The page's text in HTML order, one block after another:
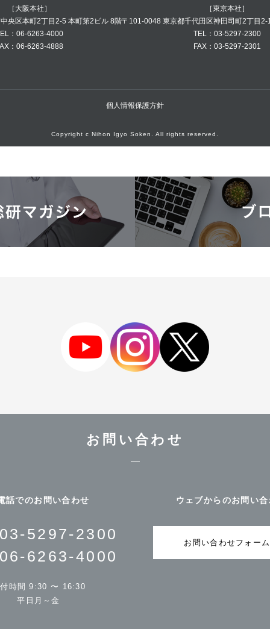
［大阪本社］
央区本町2丁目2-5 本町第2ビル 8階
：06-6263-4000
：06-6263-4888
［東京本社］
〒101-0048 東京都千代田区神田司町2丁目2-
TEL：03-5297-2300
FAX：03-5297-2301
個人情報保護方針
Copyright c Nihon Igyo Soken. All rights reserved.
お問い合わせ
話でのお問い合わせ
5297-2300
6263-4000
時間 9:30 〜 16:30
平日月～金
ウェブからのお問い合
お問い合わせフォー